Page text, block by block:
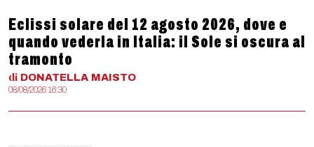
Eclissi solare del 12 agosto 2026, dove e
quando vederla in Italia: il Sole si oscura al
tramonto
di DONATELLA MAISTO
08/08/2026 16:30